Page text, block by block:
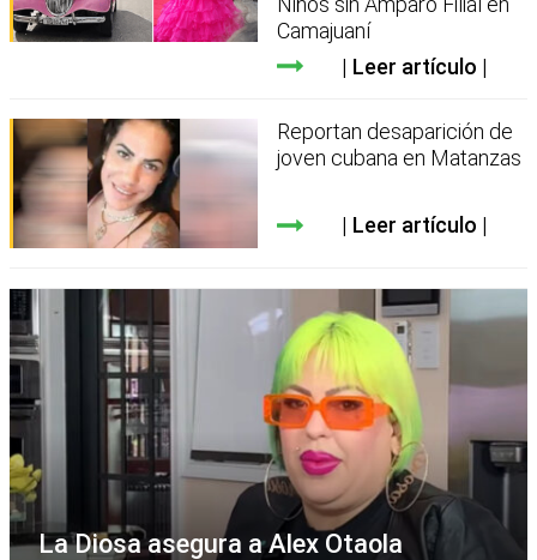
Camajuaní
Leer artículo
Reportan desaparición de
joven cubana en Matanzas
Leer artículo
La Diosa asegura a Alex Otaola